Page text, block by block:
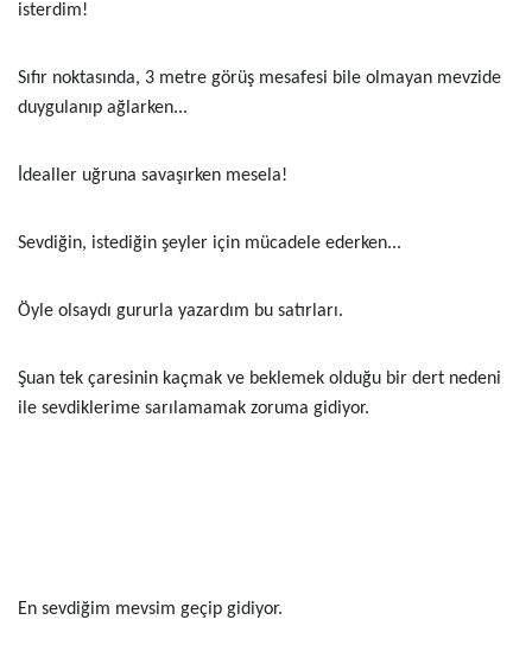
isterdim!
Sıfır noktasında, 3 metre görüş mesafesi bile olmayan mevzide
duygulanıp ağlarken...
İdealler uğruna savaşırken mesela!
Sevdiğin, istediğin şeyler için mücadele ederken...
Öyle olsaydı gururla yazardım bu satırları.
Şuan tek çaresinin kaçmak ve beklemek olduğu bir dert nedeni
ile sevdiklerime sarılamamak zoruma gidiyor.
En sevdiğim mevsim geçip gidiyor.